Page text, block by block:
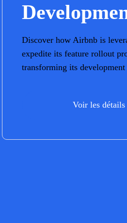
Discover how Airbnb is
expedite its feature rollout
transforming its
Voir les détails